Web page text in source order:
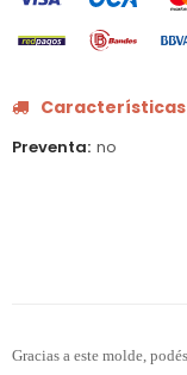
Características
Preventa no
Gracias a este molde,